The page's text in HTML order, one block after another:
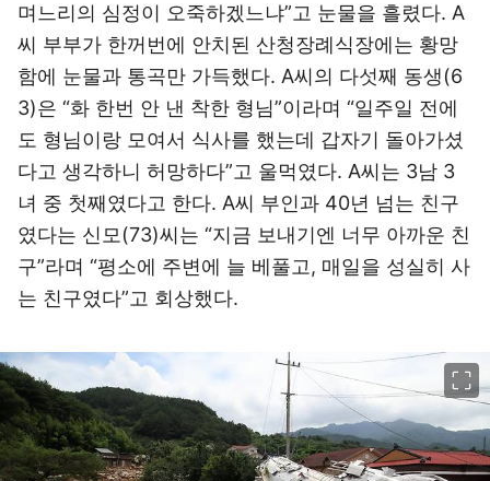
며느리의 심정이 오죽하겠느냐”고 눈물을 흘렸다. A
씨 부부가 한꺼번에 안치된 산청장례식장에는 황망
함에 눈물과 통곡만 가득했다. A씨의 다섯째 동생(6
3)은 “화 한번 안 낸 착한 형님”이라며 “일주일 전에
도 형님이랑 모여서 식사를 했는데 갑자기 돌아가셨
다고 생각하니 허망하다”고 울먹였다. A씨는 3남 3
녀 중 첫째였다고 한다. A씨 부인과 40년 넘는 친구
였다는 신모(73)씨는 “지금 보내기엔 너무 아까운 친
구”라며 “평소에 주변에 늘 베풀고, 매일을 성실히 사
는 친구였다”고 회상했다.